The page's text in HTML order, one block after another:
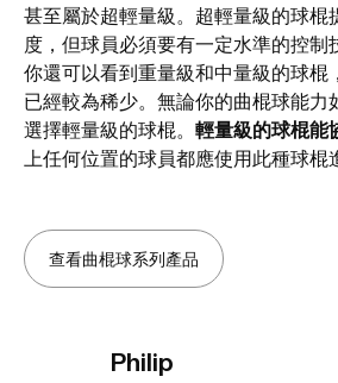
甚至屬於超輕量級。超輕量級的球棍
度，但球員必須要有一定水準的控制
你還可以看到重量級和中量級的球棍
已經較為稀少。無論你的曲棍球能力
選擇輕量級的球棍。 輕量級的球棍能
上任何位置的球員都應使用此種球棍
查看曲棍球系列產品
Philip